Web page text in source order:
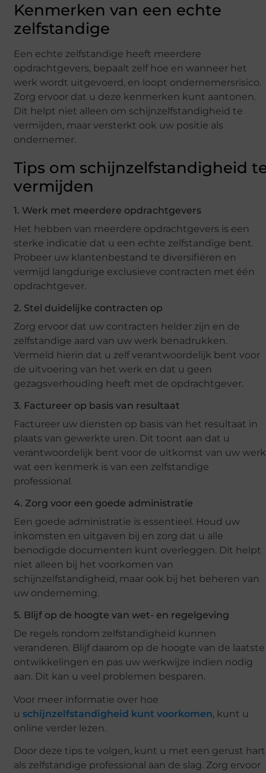
Kenmerken van een echte
zelfstandige
Een echte zelfstandige heeft meerdere
opdrachtgevers, bepaalt zelf hoe en wanneer het
werk wordt uitgevoerd, en loopt ondernemersrisico.
Zorg ervoor dat u deze kenmerken kunt aantonen.
Dit helpt niet alleen om schijnzelfstandigheid te
vermijden, maar versterkt ook uw positie als
ondernemer.
Tips om schijnzelfstandigheid
vermijden
1. Werk met meerdere opdrachtgevers
Het hebben van meerdere opdrachtgevers is een
sterke indicatie dat u een echte zelfstandige bent.
Probeer uw klantenbestand te diversifiëren en
vermijd langdurige exclusieve contracten met één
opdrachtgever.
2. Stel duidelijke contracten op
Zorg ervoor dat uw contracten helder zijn en de
zelfstandige aard van uw werk benadrukken.
Vermeld hierin dat u zelf verantwoordelijk bent voor
de uitvoering van het werk en dat u geen
gezagsverhouding heeft met de opdrachtgever.
3. Factureer op basis van resultaat
Factureer uw diensten op basis van het resultaat in
plaats van gewerkte uren. Dit toont aan dat u
verantwoordelijk bent voor de uitkomst van uw
wat een kenmerk is van een zelfstandige
professional.
4. Zorg voor een goede administratie
Een goede administratie is essentieel. Houd uw
inkomsten en uitgaven bij en zorg dat u alle
benodigde documenten kunt overleggen. Dit helpt
niet alleen bij het voorkomen van
schijnzelfstandigheid, maar ook bij het beheren van
uw onderneming.
5. Blijf op de hoogte van wet- en regelgeving
De regels rondom zelfstandigheid kunnen
veranderen. Blijf daarom op de hoogte van de laatste
ontwikkelingen en pas uw werkwijze indien nodig
aan. Dit kan u veel problemen besparen.
Voor meer informatie over hoe
uschijnzelfstandigheid kunt voorkomen, kunt u
online verder lezen.
Door deze tips te volgen, kunt u met een gerust hart
als zelfstandige professional aan de slag. Zorg ervoor